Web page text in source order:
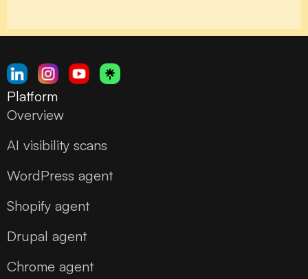
Platform
Overview
AI visibility scans
WordPress agent
Shopify agent
Drupal agent
Chrome agent